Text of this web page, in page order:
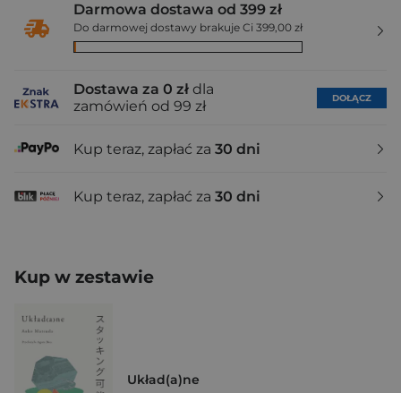
Darmowa dostawa od 399 zł
Do darmowej dostawy brakuje Ci 399,00 zł
Dostawa za 0 zł dla
zamówień od 99 zł
DOŁĄCZ
Kup teraz, zapłać za 30 dni
Kup teraz, zapłać za 30 dni
Kup w zestawie
Układ(a)ne